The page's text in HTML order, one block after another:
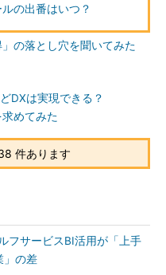
の出番はいつ？
の落とし穴を聞いてみた
DXは実現できる？
求めてみた
件あります
サービスBI活用が「上手
」の差